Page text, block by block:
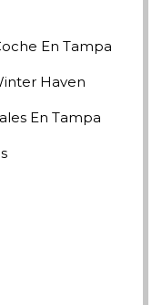
En Tampa
Haven
En Tampa